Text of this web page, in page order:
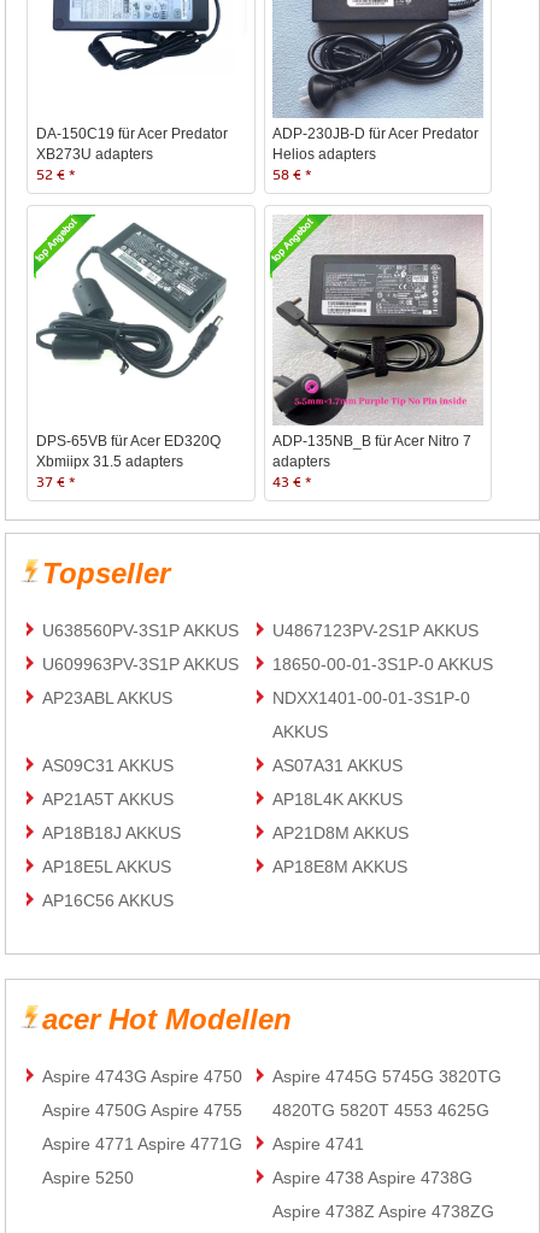
DA-150C19 für Acer Predator
XB273U adapters
52 € *
ADP-230JB-D für Acer Predator
Helios adapters
58 € *
DPS-65VB für Acer ED320Q
Xbmiipx 31.5 adapters
37 € *
ADP-135NB_B für Acer Nitro 7
adapters
43 € *
Topseller
U638560PV-3S1P AKKUS
U4867123PV-2S1P AKKUS
U609963PV-3S1P AKKUS
18650-00-01-3S1P-0 AKKUS
AP23ABL AKKUS
NDXX1401-00-01-3S1P-0
AKKUS
AS09C31 AKKUS
AS07A31 AKKUS
AP21A5T AKKUS
AP18L4K AKKUS
AP18B18J AKKUS
AP21D8M AKKUS
AP18E5L AKKUS
AP18E8M AKKUS
AP16C56 AKKUS
acer Hot Modellen
Aspire 4743G Aspire 4750
Aspire 4750G Aspire 4755
Aspire 4771 Aspire 4771G
Aspire 5250
Aspire 4745G 5745G 3820TG
4820TG 5820T 4553 4625G
Aspire 4741
Aspire 4738 Aspire 4738G
Aspire 4738Z Aspire 4738ZG